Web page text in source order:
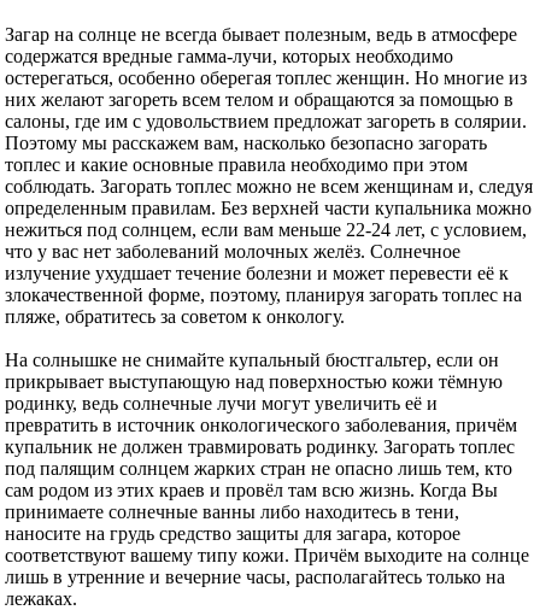
Загар на солнце не всегда бывает полезным, ведь в атмосфере
содержатся вредные гамма-лучи, которых необходимо
остерегаться, особенно оберегая топлес женщин. Но многие из
них желают загореть всем телом и обращаются за помощью в
салоны, где им с удовольствием предложат загореть в солярии.
Поэтому мы расскажем вам, насколько безопасно загорать
топлес и какие основные правила необходимо при этом
соблюдать. Загорать топлес можно не всем женщинам и, следуя
определенным правилам. Без верхней части купальника можно
нежиться под солнцем, если вам меньше 22-24 лет, с условием,
что у вас нет заболеваний молочных желёз. Солнечное
излучение ухудшает течение болезни и может перевести её к
злокачественной форме, поэтому, планируя загорать топлес на
пляже, обратитесь за советом к онкологу.
На солнышке не снимайте купальный бюстгальтер, если он
прикрывает выступающую над поверхностью кожи тёмную
родинку, ведь солнечные лучи могут увеличить её и
превратить в источник онкологического заболевания, причём
купальник не должен травмировать родинку. Загорать топлес
под палящим солнцем жарких стран не опасно лишь тем, кто
сам родом из этих краев и провёл там всю жизнь. Когда Вы
принимаете солнечные ванны либо находитесь в тени,
наносите на грудь средство защиты для загара, которое
соответствуют вашему типу кожи. Причём выходите на солнце
лишь в утренние и вечерние часы, располагайтесь только на
лежаках.